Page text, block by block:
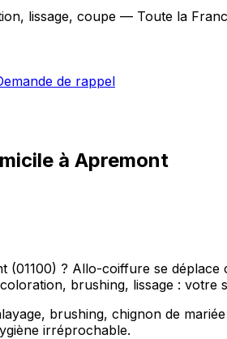
lissage, coupe — Toute la
de rappel
à Apremont
? Allo-coiffure se
brushing, lissage :
brushing, chignon de
irréprochable.